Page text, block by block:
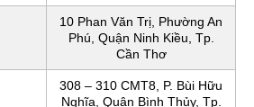
10 Phan Văn Trị, Phường An
Phú, Quận Ninh Kiều, Tp.
Cần Thơ
308 – 310 CMT8, P. Bùi Hữu
Nghĩa, Quận Bình Thủy, Tp.